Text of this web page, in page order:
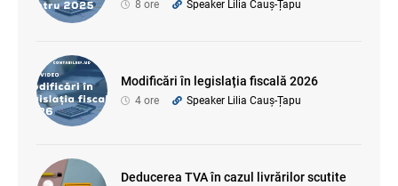
8 ore Speaker Lilia Cauș-Țapu
Modificări în legislația fiscală 2026
4 ore Speaker Lilia Cauș-Țapu
Deducerea TVA în cazul livrărilor scutite